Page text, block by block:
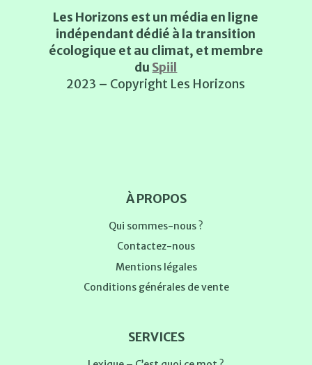
Les Horizons est un média en ligne
indépendant dédié à la transition
écologique et au climat, et membre
du Spiil
2023 – Copyright Les Horizons
À PROPOS
Qui sommes-nous ?
Contactez-nous
Mentions légales
Conditions générales de vente
SERVICES